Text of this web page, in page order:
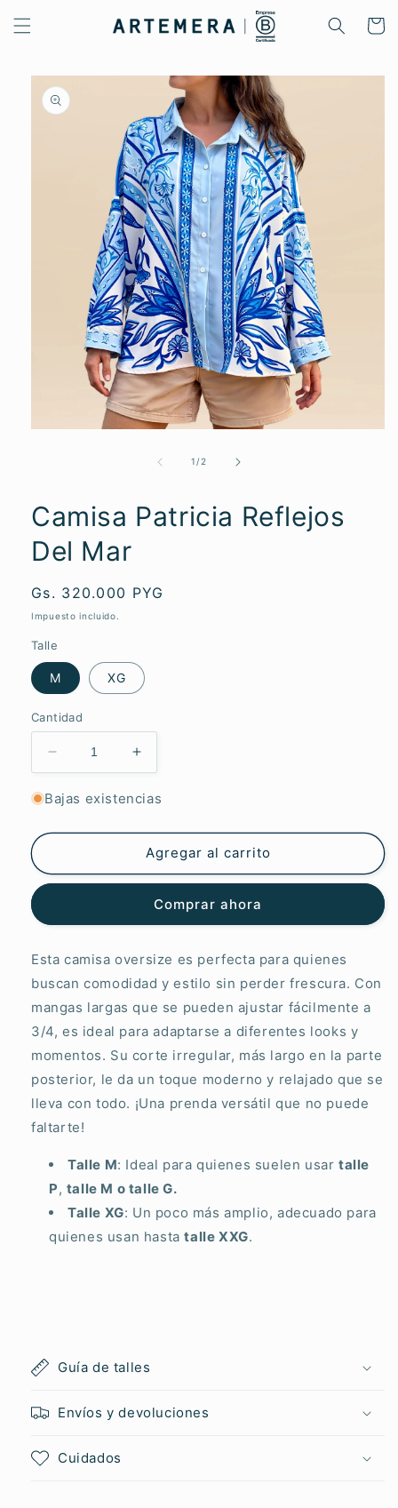
directamente
al contenido
Carrito
directamente
información
ventana
modal
1 /de
2
Camisa Patricia Reflejos
Del Mar
Precio
habitual
Gs. 320.000 PYG
Impuesto incluido.
Talle
M XG
Cantidad
Reducir
cantidad
para
Patricia
Del
Aumentar
cantidad
para
Patricia
Reflejos
Del
Bajas existencias
Agregar al carrito
Comprar ahora
Esta camisa oversize es perfecta para quienes
buscan comodidad y estilo sin perder frescura. Con
mangas largas que se pueden ajustar fácilmente a
3/4, es ideal para adaptarse a diferentes looks y
momentos. Su corte irregular, más largo en la parte
posterior, le da un toque moderno y relajado que se
lleva con todo. ¡Una prenda versátil que no puede
faltarte!
Talle M: Ideal para quienes suelen usartalle
P, talle M o talle G.
Talle XG: Un poco más amplio, adecuado para
quienes usan hastatalle XXG.
Guía de talles
Envíos y devoluciones
Cuidados